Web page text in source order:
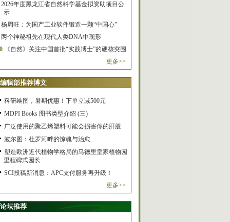
2026年度黑龙江省自然科学基金拟资助项目公
示
杨周旺：为国产工业软件锻造一颗“中国心”
两个神秘祖先在现代人类DNA中现形
《自然》关注中国首批“实践博士”的硬核突围
更多>>
编辑部推荐博文
科研绘图，暑期优惠！下单立减500元
MDPI Books 图书类型介绍 (三)
广泛使用的聚乙烯塑料可能会损害你的肝脏
波尔图：杜罗河畔的惊魂与治愈
塑造欧洲近代植物学格局的马德里皇家植物园
里程碑式园长
SCI投稿新消息：APC支付服务再升级！
更多>>
论坛推荐